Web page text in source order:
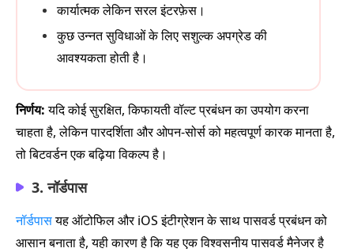
कार्यात्मक लेकिन सरल इंटरफ़ेस।
कुछ उन्नत सुविधाओं के लिए सशुल्क अपग्रेड की
आवश्यकता होती है।
निर्णय:यदि कोई सुरक्षित, किफायती वॉल्ट प्रबंधन का उपयोग करना
चाहता है, लेकिन पारदर्शिता और ओपन-सोर्स को महत्वपूर्ण कारक मानता है,
तो बिटवर्डन एक बढ़िया विकल्प है।
3. नॉर्डपास
नॉर्डपासयह ऑटोफिल और iOS इंटीग्रेशन के साथ पासवर्ड प्रबंधन को
आसान बनाता है, यही कारण है कि यह एक विश्वसनीय पासवर्ड मैनेजर है